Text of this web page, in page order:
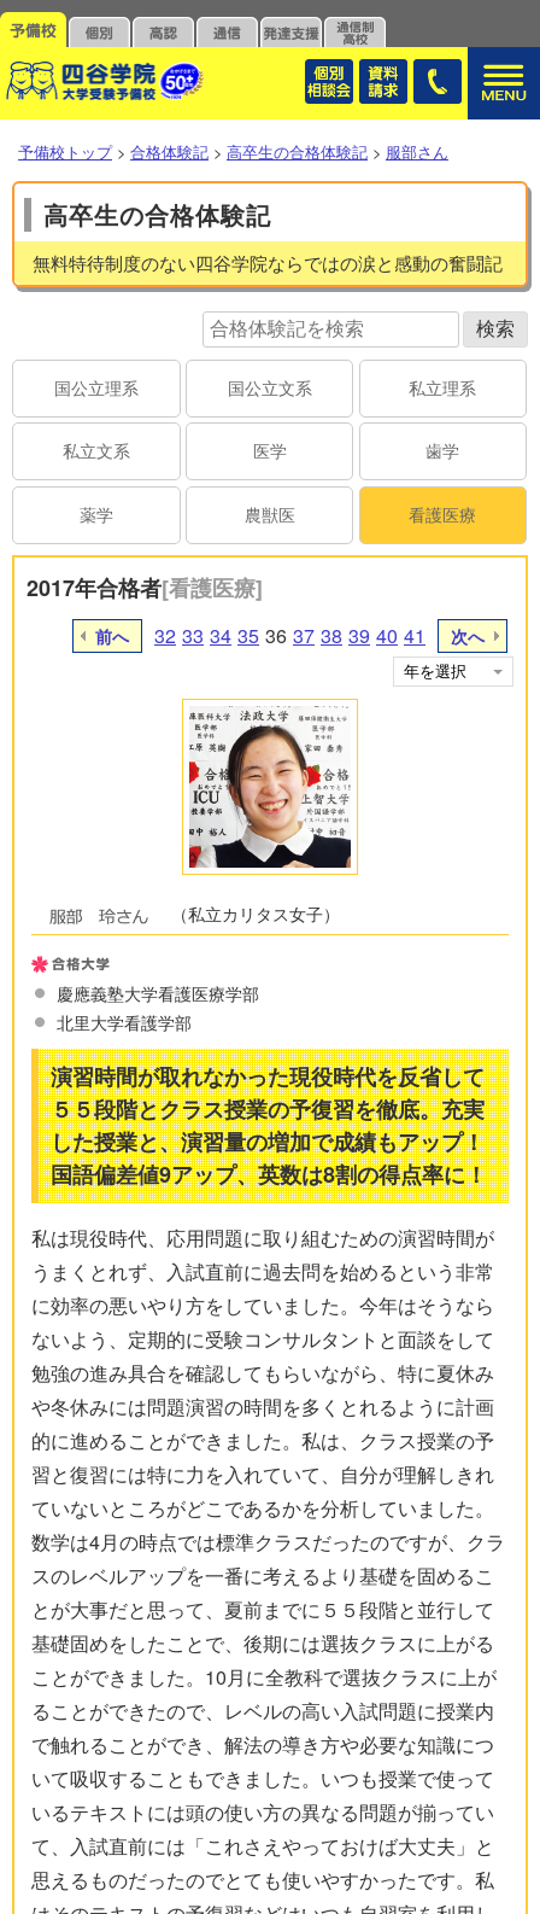
予備校トップ > 合格体験記 > 高卒生の合格体験記 > 服部さん
高卒生の合格体験記
無料特待制度のない四谷学院ならではの涙と感動の奮闘記
国公立理系 国公立文系 私立理系
私立文系 医学 歯学
薬学 農獣医 看護医療
2017年合格者[看護医療]
前へ 32 33 34 35 36 37 38 39 40 41 次へ
（私立カリタス女子）
慶應義塾大学看護医療学部
北里大学看護学部
演習時間が取れなかった現役時代を反省して
５５段階とクラス授業の予復習を徹底。充実
した授業と、演習量の増加で成績もアップ！
国語偏差値9アップ、英数は8割の得点率に！
私は現役時代、応用問題に取り組むための演習時間が
うまくとれず、入試直前に過去問を始めるという非常
に効率の悪いやり方をしていました。今年はそうなら
ないよう、定期的に受験コンサルタントと面談をして
勉強の進み具合を確認してもらいながら、特に夏休み
や冬休みには問題演習の時間を多くとれるように計画
的に進めることができました。私は、クラス授業の予
習と復習には特に力を入れていて、自分が理解しきれ
ていないところがどこであるかを分析していました。
数学は4月の時点では標準クラスだったのですが、クラ
スのレベルアップを一番に考えるより基礎を固めるこ
とが大事だと思って、夏前までに５５段階と並行して
基礎固めをしたことで、後期には選抜クラスに上がる
ことができました。10月に全教科で選抜クラスに上が
ることができたので、レベルの高い入試問題に授業内
で触れることができ、解法の導き方や必要な知識につ
いて吸収することもできました。いつも授業で使って
いるテキストには頭の使い方の異なる問題が揃ってい
て、入試直前には「これさえやっておけば大丈夫」と
思えるものだったのでとても使いやすかったです。私